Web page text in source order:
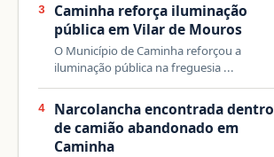
3
Caminha reforça iluminação
pública em Vilar de Mouros
O Município de Caminha reforçou a
iluminação pública na freguesia ...
4
Narcolancha encontrada dentro
de camião abandonado em
Caminha